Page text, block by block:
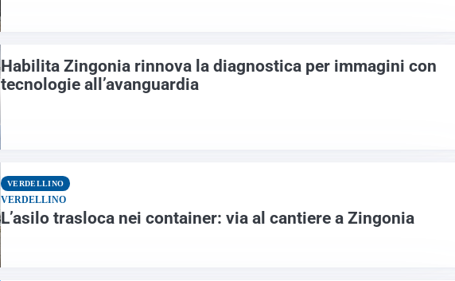
Habilita Zingonia rinnova la diagnostica per immagini con
tecnologie all’avanguardia
VERDELLINO
VERDELLINO
L’asilo trasloca nei container: via al cantiere a Zingonia